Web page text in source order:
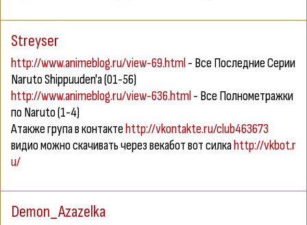
Streyser
http://www.animeblog.ru/view-69.html- Все Последние Серии
Naruto Shippuuden'а (01-56)
http://www.animeblog.ru/view-636.html- Все Полнометражки
по Naruto (1-4)
Атакже група в контактеhttp://vkontakte.ru/club463673
видио можно скачивать через векабот вот силкаhttp://vkbot.r
u/
Demon_Azazelka